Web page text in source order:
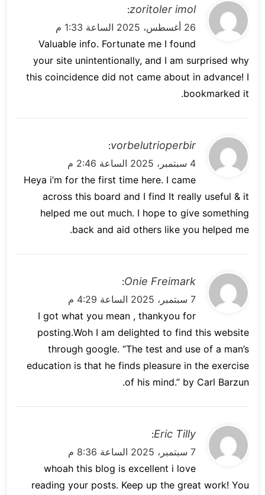
ي
ق
و
ل
zoritoler imol
:
26 أغسطس، 2025 الساعة 1:33 م
Valuable info. Fortunate me I found
your site unintentionally, and I am surprised why
this coincidence did not came about in advance! I
bookmarked it.
ي
ق
و
ل
vorbelutrioperbir
:
4 سبتمبر، 2025 الساعة 2:46 م
Heya i’m for the first time here. I came
across this board and I find It really useful & it
helped me out much. I hope to give something
back and aid others like you helped me.
ي
ق
و
ل
Onie Freimark
:
7 سبتمبر، 2025 الساعة 4:29 م
I got what you mean , thankyou for
posting.Woh I am delighted to find this website
through google. “The test and use of a man’s
education is that he finds pleasure in the exercise
of his mind.” by Carl Barzun.
ي
ق
و
ل
Eric Tilly
:
7 سبتمبر، 2025 الساعة 8:36 م
whoah this blog is excellent i love
reading your posts. Keep up the great work! You